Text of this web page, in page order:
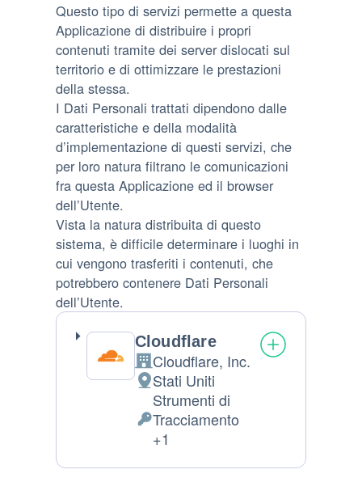
Questo tipo di servizi permette a questa
Applicazione di distribuire i propri
contenuti tramite dei server dislocati sul
territorio e di ottimizzare le prestazioni
della stessa.
I Dati Personali trattati dipendono dalle
caratteristiche e della modalità
d’implementazione di questi servizi, che
per loro natura filtrano le comunicazioni
fra questa Applicazione ed il browser
dell’Utente.
Vista la natura distribuita di questo
sistema, è difficile determinare i luoghi in
cui vengono trasferiti i contenuti, che
potrebbero contenere Dati Personali
dell’Utente.
Cloudflare
Azienda:
Cloudflare, Inc.
Luogo
del
trattamento:
Stati Uniti
Dati
Personali
trattati:
Strumenti di
Tracciamento
+1